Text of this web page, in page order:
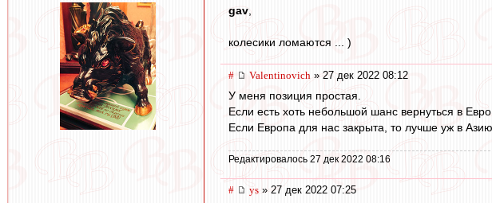
gav
колесики ломаются ... )
# Valentinovich » 27 дек 2022 08:12
У меня позиция простая.
Если есть хоть небольшой шанс вернуться в
Если Европа для нас закрыта, то лучше уж в
Редактировалось 27 дек 2022 08:16
# ys » 27 дек 2022 07:25